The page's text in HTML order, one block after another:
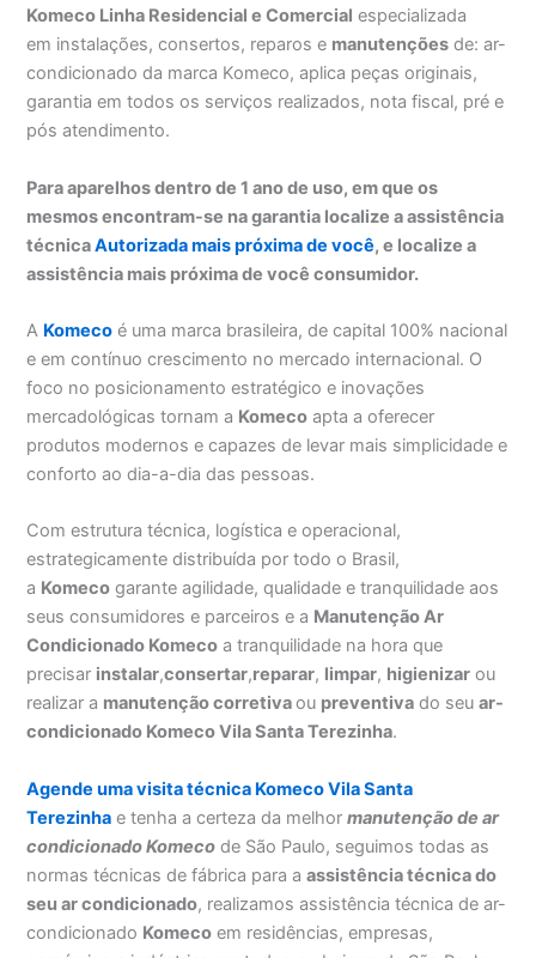
Komeco Linha Residencial e Comercial especializada
em instalações, consertos, reparos e manutenções de: ar-
condicionado da marca Komeco, aplica peças originais,
garantia em todos os serviços realizados, nota fiscal, pré e
pós atendimento.
Para aparelhos dentro de 1 ano de uso, em que os
mesmos encontram-se na garantia localize a assistência
técnicaAutorizada mais próxima de você, e localize a
assistência mais próxima de você consumidor.
A Komeco é uma marca brasileira, de capital 100% nacional
e em contínuo crescimento no mercado internacional. O
foco no posicionamento estratégico e inovações
mercadológicas tornam a Komeco apta a oferecer
produtos modernos e capazes de levar mais simplicidade e
conforto ao dia-a-dia das pessoas.
Com estrutura técnica, logística e operacional,
estrategicamente distribuída por todo o Brasil,
a Komeco garante agilidade, qualidade e tranquilidade aos
seus consumidores e parceiros e a Manutenção Ar
Condicionado Komeco a tranquilidade na hora que
precisar instalar,consertar,reparar, limpar, higienizar ou
realizar a manutenção corretivaou preventiva do seuar-
condicionado Komeco Vila Santa Terezinha.
Agende uma visita técnica Komeco Vila Santa
Terezinha e tenha a certeza da melhormanutençãode ar
condicionado Komeco de São Paulo, seguimos todas as
normas técnicas de fábrica para aassistência técnica do
seu ar condicionado, realizamos assistência técnica de ar-
condicionado Komeco em residências, empresas,